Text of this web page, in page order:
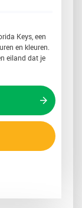
Keys, een
en kleuren.
eiland dat je